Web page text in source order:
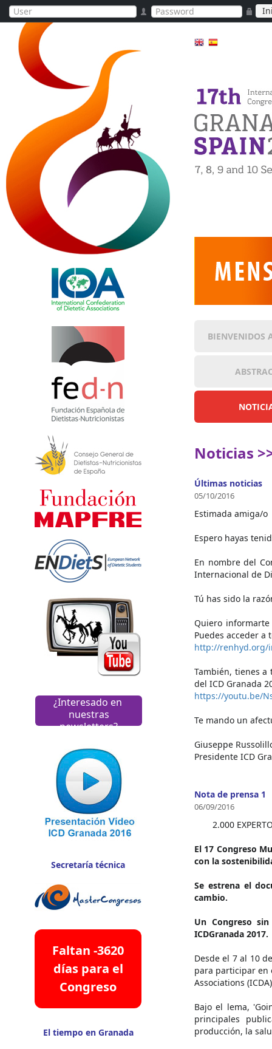
¿Interesado en
nuestras
newsletters?
Secretaría técnica
Faltan -3620
días para el
Congreso
El tiempo en Granada
BIENVENIDOS
Noticias
Últimas noticias
05/10/2016
Estimada amiga/o
Espero hayas
En nombre del
Internacional de
Tú has sido la
Quiero
Puedes acceder a
http://renhyd.org/
También, tienes a
del ICD Granada
https://youtu.be/
Te mando un
Giuseppe
Presidente ICD
Nota de prensa 1
06/09/2016
2.000
El 17 Congreso
con la
Se estrena el
cambio.
Un Congreso
ICDGranada 2017.
Desde el 7 al 10
para participar en
Associations
Bajo el lema,
principales
producción, la